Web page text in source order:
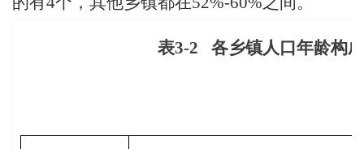
表3-2 各乡镇人口年龄构成